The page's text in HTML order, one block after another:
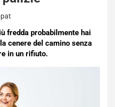
fredda probabilmente hai
cenere del camino senza
in un rifiuto.